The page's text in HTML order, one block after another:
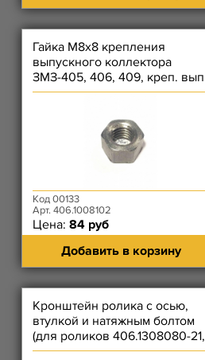
Гайка М8х8 крепления
выпускного коллектора
ЗМЗ-405, 406, 409, креп. вып
коллектора); Гайка ЗМЗ-514
Код 00133
Арт. 406.1008102
Цена: 84 руб
Добавить в корзину
Кронштейн ролика с осью,
втулкой и натяжным болтом
(для роликов 406.1308080-21,
514.1308080)